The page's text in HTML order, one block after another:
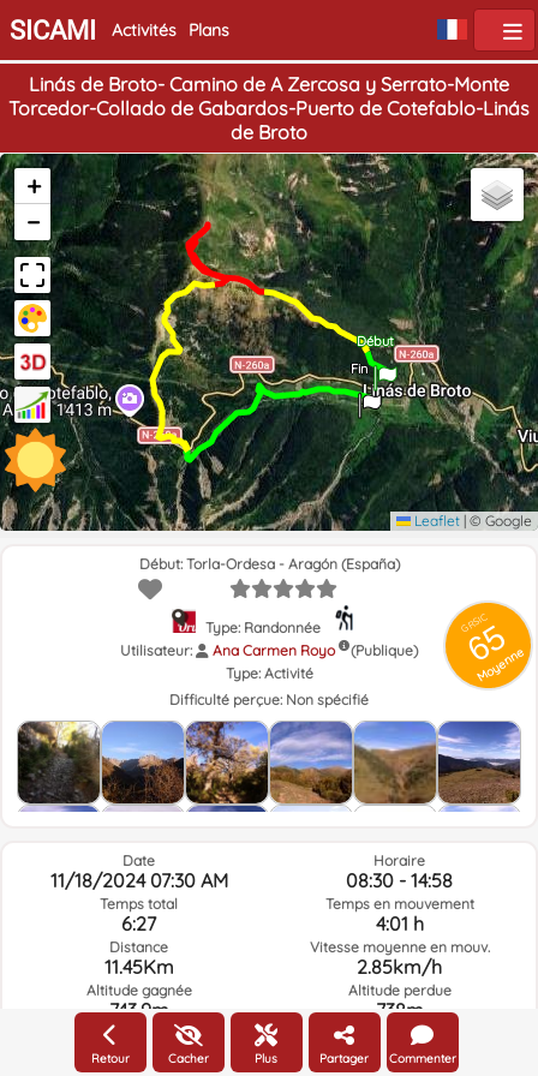
SICAMI Activités Plans
Linás de Broto- Camino de A Zercosa y Serrato-Monte
Torcedor-Collado de Gabardos-Puerto de Cotefablo-Linás
de Broto
Début
Fin
+
−
Leaflet | © Google
GRSIC
65
Moyenne
Début: Torla-Ordesa - Aragón (España)
Type: Randonnée
Utilisateur:
Ana Carmen Royo
(Publique)
Type: Activité
Difficulté perçue: Non spécifié
Date
11/18/2024 07:30 AM
Temps total
6:27
Distance
11.45Km
Altitude gagnée
743.9m
Horaire
08:30 - 14:58
Temps en mouvement
4:01 h
Vitesse moyenne en mouv.
2.85km/h
Altitude perdue
738m
Retour Cacher Plus Partager Commenter